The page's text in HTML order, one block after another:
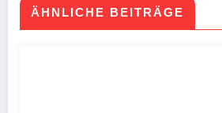
ÄHNLICHE BEITRÄGE